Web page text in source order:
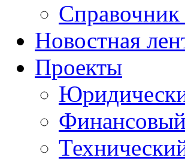
Новостная
Проекты